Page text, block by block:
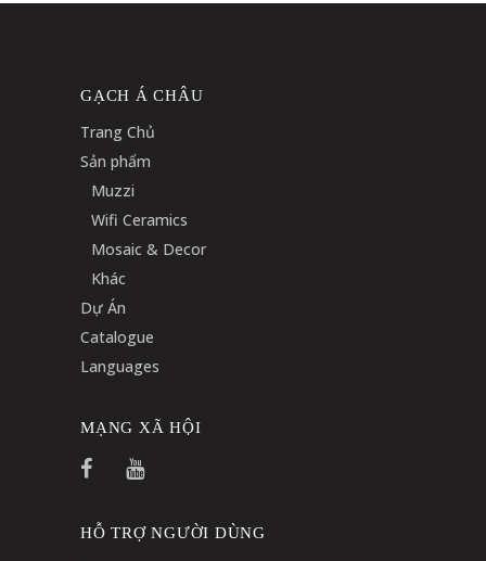
GẠCH Á CHÂU
Trang Chủ
Sản phẩm
Muzzi
Wifi Ceramics
Mosaic & Decor
Khác
Dự Án
Catalogue
Languages
MẠNG XÃ HỘI
HỖ TRỢ NGƯỜI DÙNG